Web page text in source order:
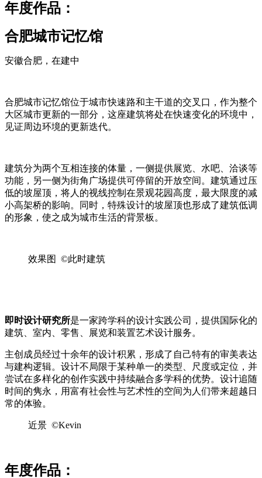
年度作品：
合肥城市记忆馆
安徽合肥，在建中
合肥城市记忆馆位于城市快速路和主干道的交叉口，作为整个
大区城市更新的一部分，这座建筑将处在快速变化的环境中，
见证周边环境的更新迭代。
建筑分为两个互相连接的体量，一侧提供展览、水吧、洽谈等
功能，另一侧为街角广场提供可停留的开放空间。建筑通过压
低的坡屋顶，将人的视线控制在景观花园高度，最大限度的减
小高架桥的影响。同时，特殊设计的坡屋顶也形成了建筑低调
的形象，使之成为城市生活的背景板。
效果图 ©此时建筑
即时设计研究所是一家跨学科的设计实践公司，提供国际化的
建筑、室内、零售、展览和装置艺术设计服务。
主创成员经过十余年的设计积累，形成了自己特有的审美表达
与建构逻辑。设计不局限于某种单一的类型、尺度或定位，并
尝试在多样化的创作实践中持续融合多学科的优势。设计追随
时间的隽永，用富有社会性与艺术性的空间为人们带来超越日
常的体验。
近景 ©Kevin
年度作品：